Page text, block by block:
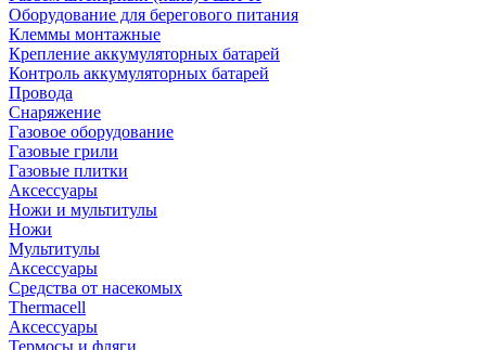
Оборудование для берегового питания
Клеммы монтажные
Крепление аккумуляторных батарей
Контроль аккумуляторных батарей
Провода
Снаряжение
Газовое оборудование
Газовые грили
Газовые плитки
Аксессуары
Ножи и мультитулы
Ножи
Мультитулы
Аксессуары
Средства от насекомых
Thermacell
Аксессуары
Термосы и фляги